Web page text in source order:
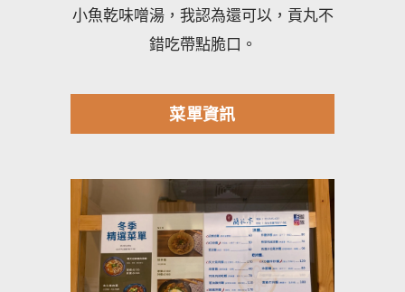
小魚乾味噌湯，我認為還可以，貢丸不
錯吃帶點脆口。
菜單資訊